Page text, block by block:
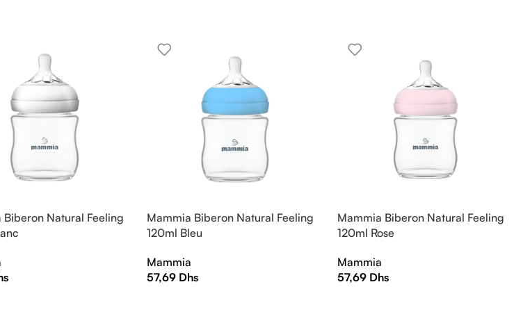
Biberon Natural Feeling
Mammia Biberon Natural Feeling
120ml Bleu
Mammia
57,69 Dhs
Mammia Biberon Natural Feeling
120ml Rose
Mammia
57,69 Dhs